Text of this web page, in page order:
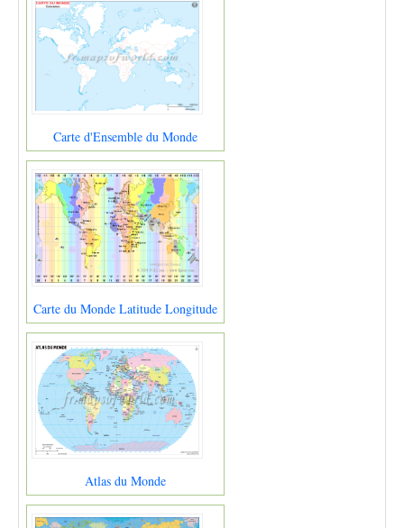
Carte d'Ensemble du Monde
Carte du Monde Latitude Longitude
Atlas du Monde